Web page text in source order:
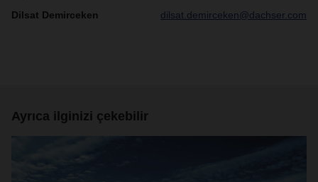
Dilsat Demirceken dilsat.demirceken@dachser.com
Ayrıca ilginizi çekebilir